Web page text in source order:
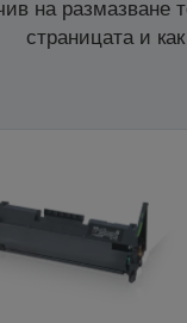
на размазване
страницата и